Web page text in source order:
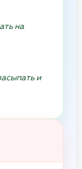
на
и